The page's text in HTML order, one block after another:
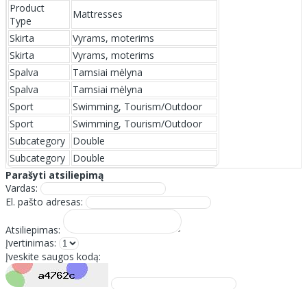
Product
Type
Mattresses
Skirta
Vyrams, moterims
Skirta
Vyrams, moterims
Spalva
Tamsiai mėlyna
Spalva
Tamsiai mėlyna
Sport
Swimming, Tourism/Outdoor
Sport
Swimming, Tourism/Outdoor
Subcategory
Double
Subcategory
Double
Parašyti atsiliepimą
Vardas:
El. pašto adresas:
Atsiliepimas:
Įvertinimas:
Įveskite saugos kodą: